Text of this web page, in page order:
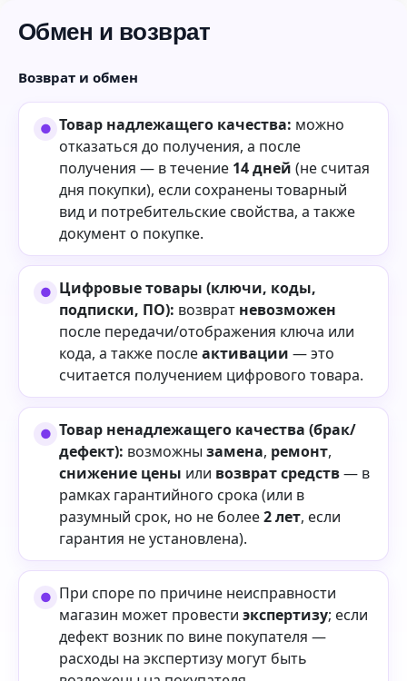
Обмен и возврат
Возврат и обмен
Товар надлежащего качества: можно
отказаться до получения, а после
получения — в течение 14 дней (не считая
дня покупки), если сохранены товарный
вид и потребительские свойства, а также
документ о покупке.
Цифровые товары (ключи, коды,
подписки, ПО): возврат невозможен
после передачи/отображения ключа или
кода, а также послеактивации — это
считается получением цифрового товара.
Товар ненадлежащего качества (брак/
дефект): возможны замена, ремонт,
снижение цены или возврат средств— в
рамках гарантийного срока (или в
разумный срок, но не более2 лет, если
гарантия не установлена).
При споре по причине неисправности
магазин может провести экспертизу; если
дефект возник по вине покупателя —
расходы на экспертизу могут быть